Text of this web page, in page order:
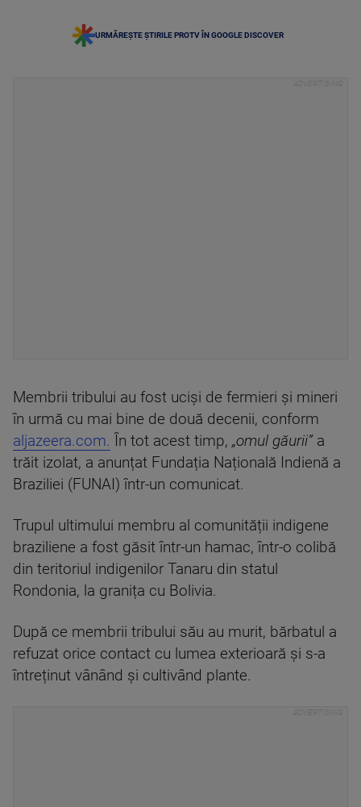
URMĂREȘTE ȘTIRILE PROTV ÎN GOOGLE DISCOVER
Membrii tribului au fost uciși de fermieri și mineri
în urmă cu mai bine de două decenii, conform
aljazeera.com. În tot acest timp, „omul găurii” a
trăit izolat, a anunțat Fundația Națională Indienă a
Braziliei (FUNAI) într-un comunicat.
Trupul ultimului membru al comunității indigene
braziliene a fost găsit într-un hamac, într-o colibă
din teritoriul indigenilor Tanaru din statul
Rondonia, la granița cu Bolivia.
După ce membrii tribului său au murit, bărbatul a
refuzat orice contact cu lumea exterioară și s-a
întreținut vânând și cultivând plante.